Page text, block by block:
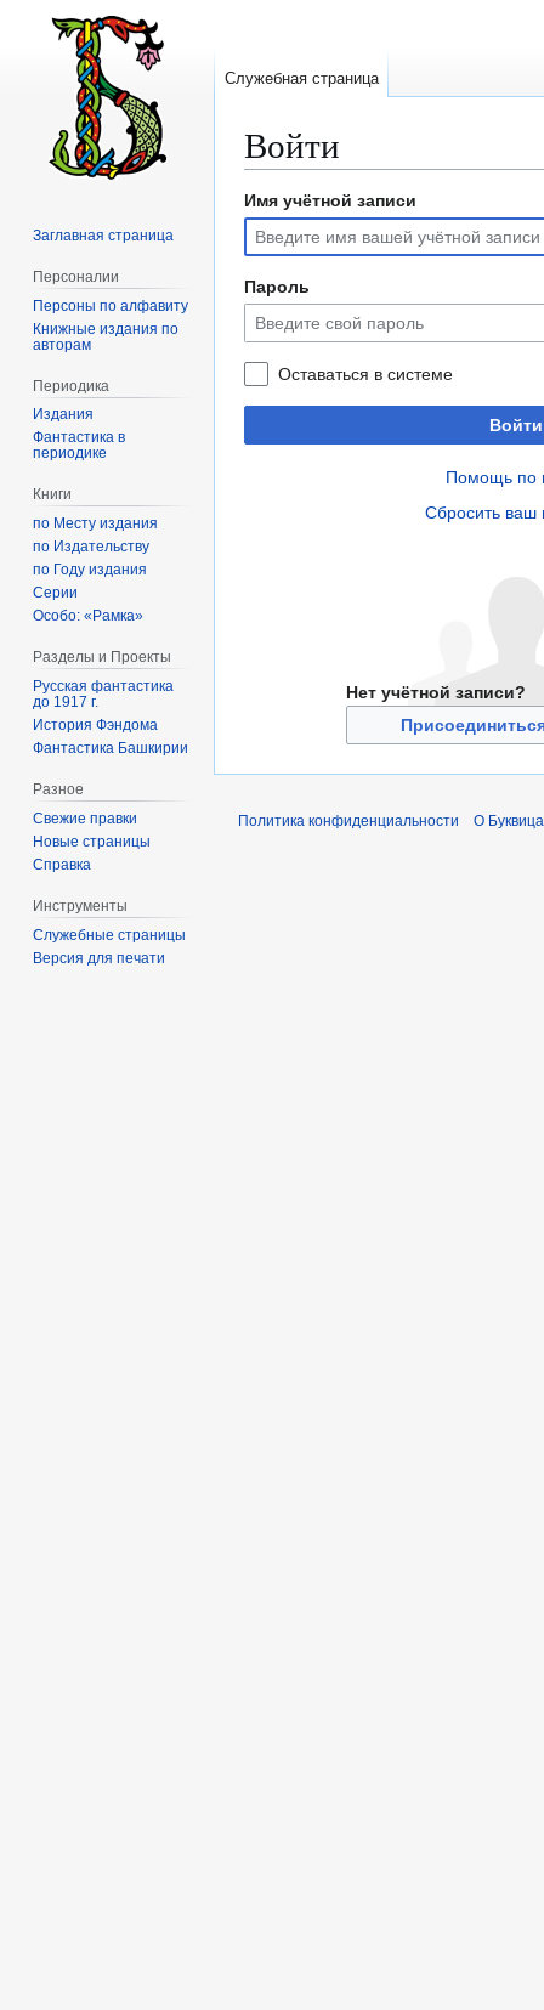
Войти
Перейти
навигации
Перейти
поиску
Имя учётной записи
Пароль
Оставаться в системе
Войти
Помощь по
Сбросить ваш
Нет учётной записи?
Служебная страница
Заглавная страница
Персоналии
Персоны по алфавиту
Книжные издания по
авторам
Периодика
Издания
Фантастика в
периодике
Книги
по Месту издания
по Издательству
по Году издания
Серии
Особо: «Рамка»
Разделы и Проекты
Русская фантастика
до 1917 г.
История Фэндома
Фантастика Башкирии
Разное
Свежие правки
Новые страницы
Справка
Инструменты
Служебные страницы
Версия для печати
Политика конфиденциальности О Буквица